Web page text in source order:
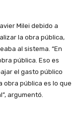
Milei debido a
la obra pública,
al sistema. “En
pública. Eso es
el gasto público
obra pública es lo que
argumentó.